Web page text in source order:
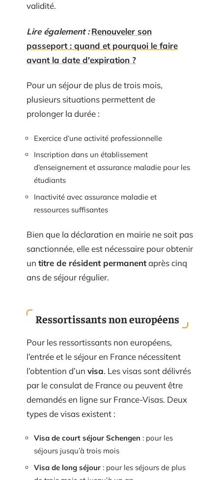
validité.
Lire également : Renouveler son
passeport : quand et pourquoi le faire
avant la date d'expiration ?
Pour un séjour de plus de trois mois,
plusieurs situations permettent de
prolonger la durée :
Exercice d’une activité professionnelle
Inscription dans un établissement
d’enseignement et assurance maladie pour les
étudiants
Inactivité avec assurance maladie et
ressources suffisantes
Bien que la déclaration en mairie ne soit pas
sanctionnée, elle est nécessaire pour obtenir
un titre de résident permanentaprès cinq
ans de séjour régulier.
Ressortissants non européens
Pour les ressortissants non européens,
l’entrée et le séjour en France nécessitent
l’obtention d’un visa. Les visas sont délivrés
par le consulat de France ou peuvent être
demandés en ligne sur France-Visas. Deux
types de visas existent :
Visa de court séjour Schengen : pour les
séjours jusqu’à trois mois
Visa de long séjour : pour les séjours de plus